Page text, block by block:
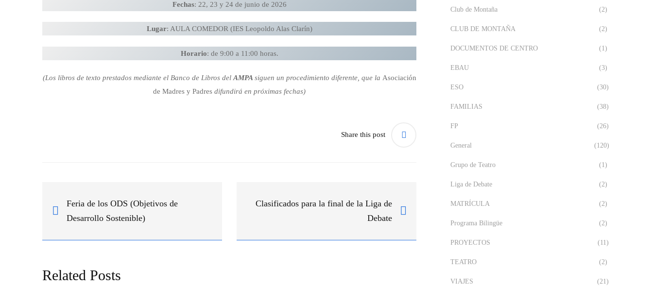
Fechas: 22, 23 y 24 de junio de 2026
Lugar: AULA COMEDOR (IES Leopoldo Alas Clarín)
Horario: de 9:00 a 11:00 horas.
(Los libros de texto prestados mediante el Banco de Libros delAMPAsiguen un procedimiento diferente, que la Asociación
de Madres y Padres difundirá en próximas fechas)
Share this post
Feria de los ODS (Objetivos de
Desarrollo Sostenible)
Clasificados para la final de la Liga de
Debate
Related Posts
Club de Montaña (2)
CLUB DE MONTAÑA (2)
DOCUMENTOS DE CENTRO (1)
EBAU (3)
ESO (30)
FAMILIAS (38)
FP (26)
General (120)
Grupo de Teatro (1)
Liga de Debate (2)
MATRÍCULA (2)
Programa Bilingüe (2)
PROYECTOS (11)
TEATRO (2)
VIAJES (21)